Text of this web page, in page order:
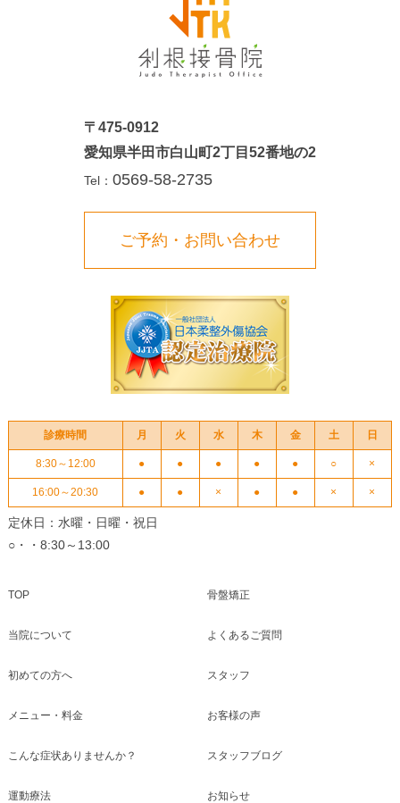
〒475-0912
愛知県半田市白山町2丁目52番地の2
Tel： 0569-58-2735
ご予約・お問い合わせ
診療時間 月 火 水 木 金 土 日
8:30～12:00 ● ● ● ● ● ○ ×
16:00～20:30 ● ● × ● ● × ×
定休日：水曜・日曜・祝日
○・・8:30～13:00
TOP
当院について
初めての方へ
メニュー・料金
こんな症状ありませんか？
運動療法
骨盤矯正
よくあるご質問
スタッフ
お客様の声
スタッフブログ
お知らせ